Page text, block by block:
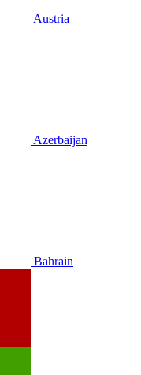
Austria
Azerbaijan
Bahrain